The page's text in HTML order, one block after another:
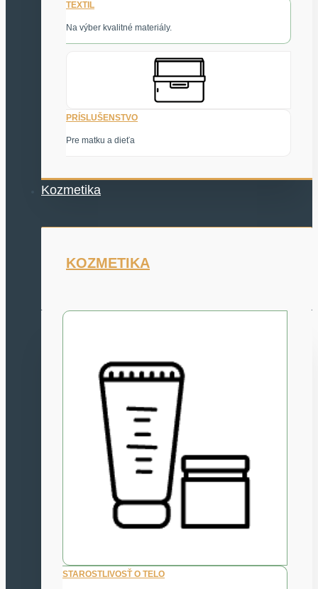
TEXTIL
Na výber kvalitné materiály.
PRÍSLUŠENSTVO
Pre matku a dieťa
Kozmetika
KOZMETIKA
STAROSTLIVOSŤ O TELO